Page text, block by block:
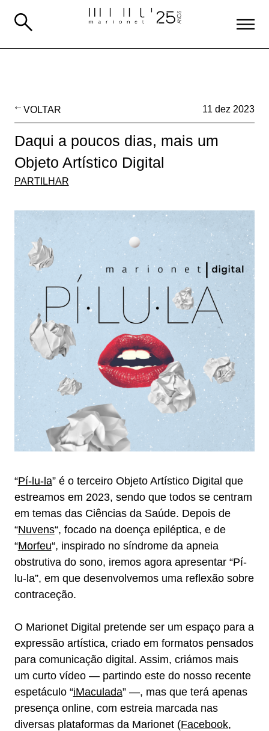
VOLTAR 11 dez 2023
Daqui a poucos dias, mais um
Objeto Artístico Digital
PARTILHAR
“Pí-lu-la” é o terceiro Objeto Artístico Digital que
estreamos em 2023, sendo que todos se centram
em temas das Ciências da Saúde. Depois de
“Nuvens“, focado na doença epiléptica, e de
“Morfeu“, inspirado no síndrome da apneia
obstrutiva do sono, iremos agora apresentar “Pí-
lu-la”, em que desenvolvemos uma reflexão sobre
contraceção.
O Marionet Digital pretende ser um espaço para a
expressão artística, criado em formatos pensados
para comunicação digital. Assim, criámos mais
um curto vídeo — partindo este do nosso recente
espetáculo “iMaculada” —, mas que terá apenas
presença online, com estreia marcada nas
diversas plataformas da Marionet (Facebook,